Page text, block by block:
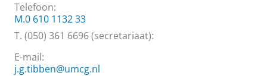
Telefoon:
M.0 610 1132 33
T. (050) 361 6696 (secretariaat):
E-mail:
j.g.tibben@umcg.nl